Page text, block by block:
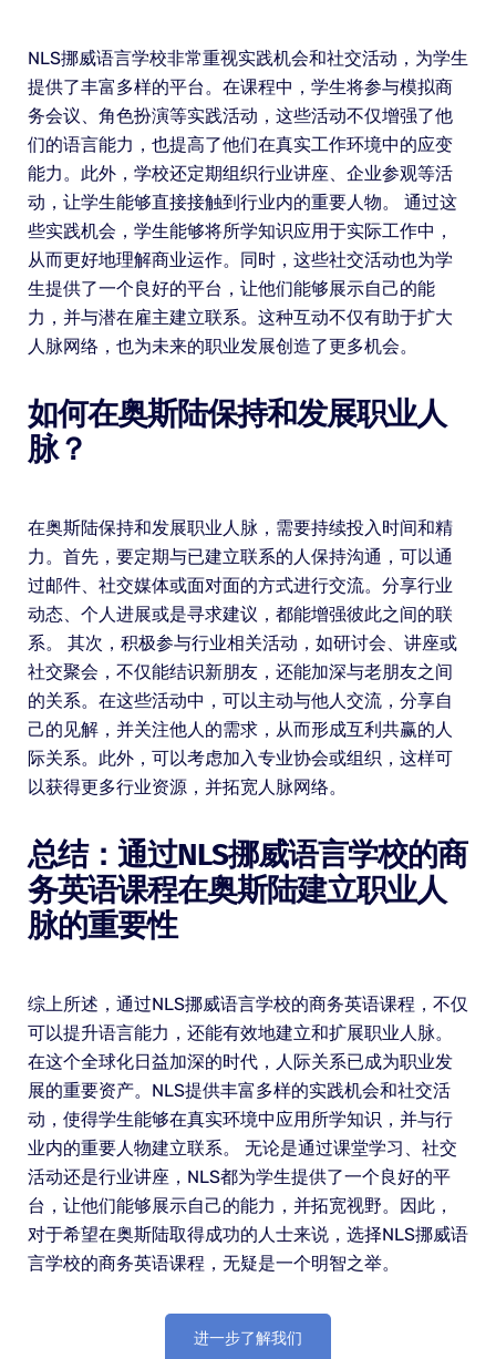
NLS挪威语言学校非常重视实践机会和社交活动，为学生
提供了丰富多样的平台。在课程中，学生将参与模拟商
务会议、角色扮演等实践活动，这些活动不仅增强了他
们的语言能力，也提高了他们在真实工作环境中的应变
能力。此外，学校还定期组织行业讲座、企业参观等活
动，让学生能够直接接触到行业内的重要人物。 通过这
些实践机会，学生能够将所学知识应用于实际工作中，
从而更好地理解商业运作。同时，这些社交活动也为学
生提供了一个良好的平台，让他们能够展示自己的能
力，并与潜在雇主建立联系。这种互动不仅有助于扩大
人脉网络，也为未来的职业发展创造了更多机会。
如何在奥斯陆保持和发展职业人
脉？
在奥斯陆保持和发展职业人脉，需要持续投入时间和精
力。首先，要定期与已建立联系的人保持沟通，可以通
过邮件、社交媒体或面对面的方式进行交流。分享行业
动态、个人进展或是寻求建议，都能增强彼此之间的联
系。 其次，积极参与行业相关活动，如研讨会、讲座或
社交聚会，不仅能结识新朋友，还能加深与老朋友之间
的关系。在这些活动中，可以主动与他人交流，分享自
己的见解，并关注他人的需求，从而形成互利共赢的人
际关系。此外，可以考虑加入专业协会或组织，这样可
以获得更多行业资源，并拓宽人脉网络。
总结：通过NLS挪威语言学校的商
务英语课程在奥斯陆建立职业人
脉的重要性
综上所述，通过NLS挪威语言学校的商务英语课程，不仅
可以提升语言能力，还能有效地建立和扩展职业人脉。
在这个全球化日益加深的时代，人际关系已成为职业发
展的重要资产。NLS提供丰富多样的实践机会和社交活
动，使得学生能够在真实环境中应用所学知识，并与行
业内的重要人物建立联系。 无论是通过课堂学习、社交
活动还是行业讲座，NLS都为学生提供了一个良好的平
台，让他们能够展示自己的能力，并拓宽视野。因此，
对于希望在奥斯陆取得成功的人士来说，选择NLS挪威语
言学校的商务英语课程，无疑是一个明智之举。
进一步了解我们